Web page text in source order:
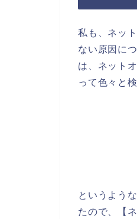
私も、ネッ
ない原因に
は、ネット
って色々と
というよう
たので、【